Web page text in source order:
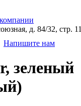
д. 84/32, стр. 11
Напишите нам
зеленый